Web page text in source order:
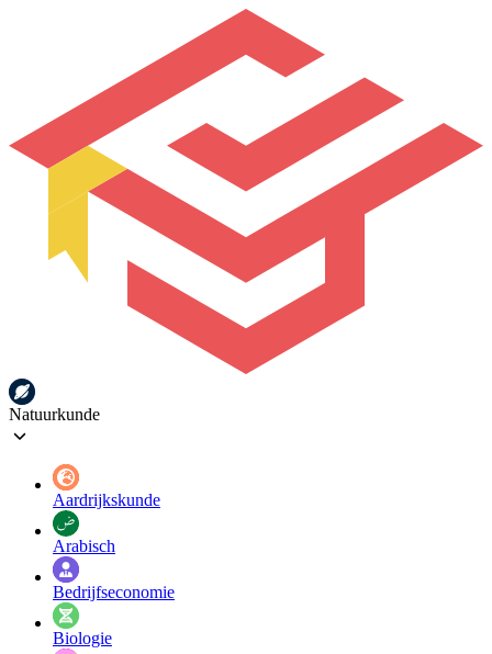
Natuurkunde
Aardrijkskunde
Arabisch
Bedrijfseconomie
Biologie